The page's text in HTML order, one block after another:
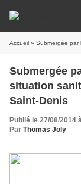
Accueil » Submergée par
Submergée
situation
Saint-Denis
Publié le 27/08/2014
Par Thomas Joly